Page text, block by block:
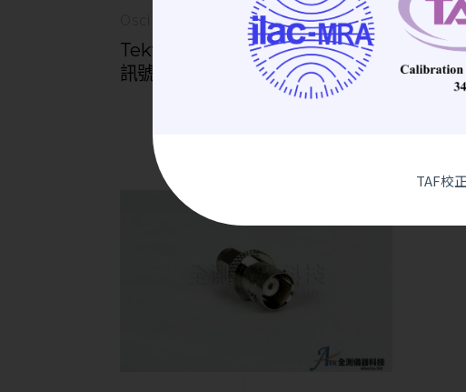
Oscilloscope | 示波器
Tektronix MSO58 1GHz 8CH. 混合
訊號示波器
TAF校